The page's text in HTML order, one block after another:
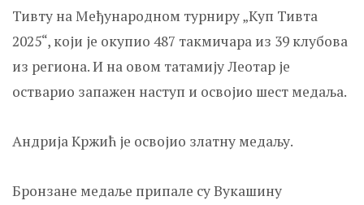
Тивту на Међународном турниру „Kуп Тивта
2025“, који је окупио 487 такмичара из 39 клубова
из региона. И на овом татамију Леотар је
остварио запажен наступ и освојио шест медаља.
Андрија Kржић је освојио златну медаљу.
Бронзане медаље припале су Вукашину